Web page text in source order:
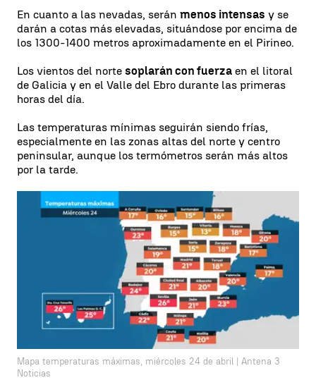
En cuanto a las nevadas, serán menos intensas y se
darán a cotas más elevadas, situándose por encima de
los 1300-1400 metros aproximadamente en el Pirineo.
Los vientos del norte soplarán con fuerza en el litoral
de Galicia y en el Valle del Ebro durante las primeras
horas del día.
Las temperaturas mínimas seguirán siendo frías,
especialmente en las zonas altas del norte y centro
peninsular, aunque los termómetros serán más altos
por la tarde.
Mapa temperaturas máximas, miércoles 24 de abril | Antena 3
Noticias